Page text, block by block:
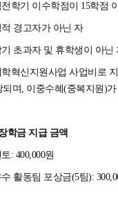
학기 이수학점이 15학점
적 경고자가 아닌 자
초과자 및 휴학생이 아닌
학혁신지원사업 사업비로
되며, 이중수혜(중복지원)가
학금 지급 금액
: 400,000원
활동팀 포상금(5팀):